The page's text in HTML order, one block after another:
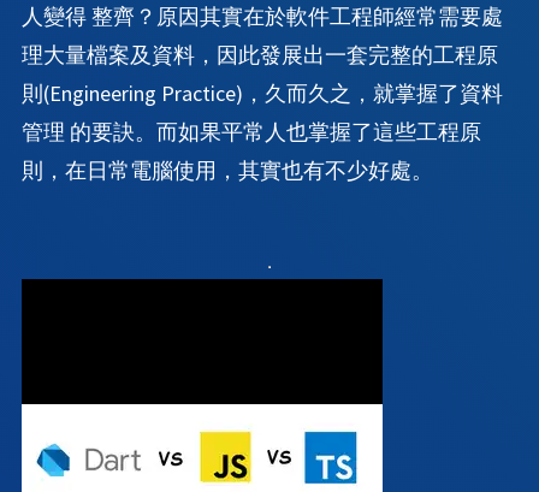
人變得 整齊？原因其實在於軟件工程師經常需要處
理大量檔案及資料，因此發展出一套完整的工程原
則(Engineering Practice)，久而久之，就掌握了資料
管理 的要訣。而如果平常人也掌握了這些工程原
則，在日常電腦使用，其實也有不少好處。